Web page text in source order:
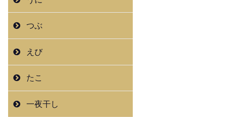
つぶ
えび
たこ
一夜干し